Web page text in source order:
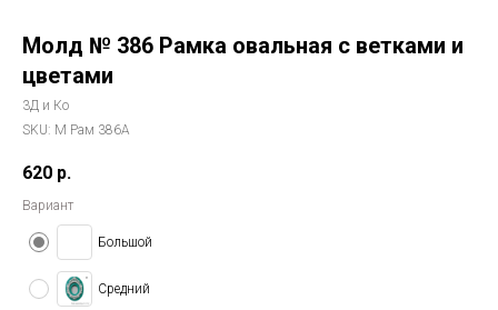
Молд № 386 Рамка овальная с ветками и
цветами
3Д и Ко
SKU: М Рам 386А
620 р.
Вариант
Большой
Средний